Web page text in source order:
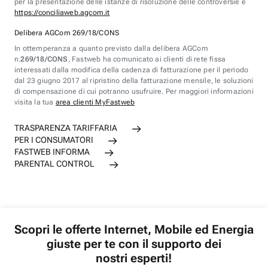
per la presentazione delle istanze di risoluzione delle controversie è
https://conciliaweb.agcom.it
Delibera AGCom 269/18/CONS
In ottemperanza a quanto previsto dalla delibera AGCom
n.269/18/CONS , Fastweb ha comunicato ai clienti di rete fissa
interessati dalla modifica della cadenza di fatturazione per il periodo
dal 23 giugno 2017 al ripristino della fatturazione mensile, le soluzioni
di compensazione di cui potranno usufruire. Per maggiori informazioni
visita la tua area clienti MyFastweb
TRASPARENZA TARIFFARIA
PER I CONSUMATORI
FASTWEB INFORMA
PARENTAL CONTROL
Scopri le offerte Internet, Mobile ed Energia
giuste per te con il supporto dei
nostri esperti!